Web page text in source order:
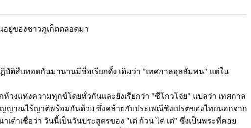
อยู่ของชาวภูเก็ตตลอดมา
ติสืบทอดกันมานานมีชื่อเรียกดั้ง เดิมว่า "เทศกาลอุลลัมพน" แต่ใน
วงแห่งความทุกข์โดยทั่วกันและยังเรียกว่า "ซีโกวโจ่ย" แปลว่า เทศกาล
าณไร้ญาติพร้อมกันด้วย ซึ่งคล้ายกับประเพณีซิงเปรตของไทยนอกจาก
าเชื่อว่า วันนี้เป็นวันประสูตรของ "เต่ ก้วน ไต่ เต่" ซึ่งเป็นพระที่คอย